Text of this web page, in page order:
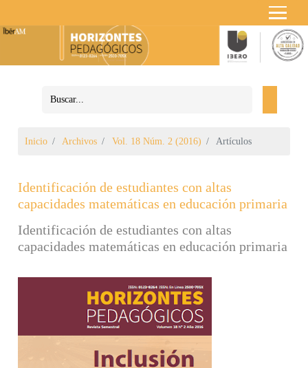
Inicio Archivos Vol. 18 Núm. 2 (2016) Artículos
Identificación de estudiantes con altas
capacidades matemáticas en educación primaria
Identificación de estudiantes con altas
capacidades matemáticas en educación primaria
Barra lateral del artículo